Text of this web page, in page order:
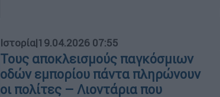
Ιστορία|19.04.2026 07:55
Τους αποκλεισμούς παγκόσμιων
οδών εμπορίου πάντα πληρώνουν
οι πολίτες – Λιοντάρια που